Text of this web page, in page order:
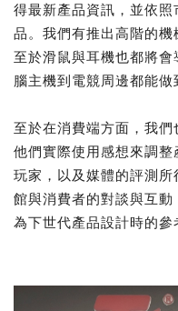
得最新產品資訊，並依
品。我們有推出高階的機
至於滑鼠與耳機也都將
腦主機到電競周邊都能做
至於在消費端方面，我
他們實際使用感想來調
玩家，以及媒體的評測
館與消費者的對談與互
為下世代產品設計時的參